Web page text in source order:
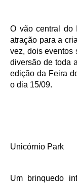
O vão central do
atração para a
vez, dois eventos
diversão de toda
edição da Feira
o dia 15/09.
Unicórnio Park
Um brinquedo